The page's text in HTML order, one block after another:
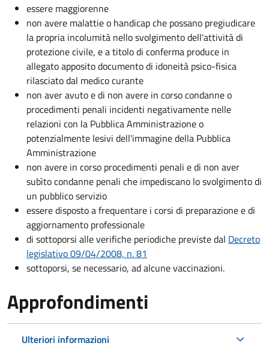
essere maggiorenne
non avere malattie o handicap che possano pregiudicare
la propria incolumità nello svolgimento dell'attività di
protezione civile, e a titolo di conferma produce in
allegato apposito documento di idoneità psico-fisica
rilasciato dal medico curante
non aver avuto e di non avere in corso condanne o
procedimenti penali incidenti negativamente nelle
relazioni con la Pubblica Amministrazione o
potenzialmente lesivi dell'immagine della Pubblica
Amministrazione
non avere in corso procedimenti penali e di non aver
subìto condanne penali che impediscano lo svolgimento di
un pubblico servizio
essere disposto a frequentare i corsi di preparazione e di
aggiornamento professionale
di sottoporsi alle verifiche periodiche previste dal Decreto
legislativo 09/04/2008, n. 81
sottoporsi, se necessario, ad alcune vaccinazioni.
Approfondimenti
Ulteriori informazioni